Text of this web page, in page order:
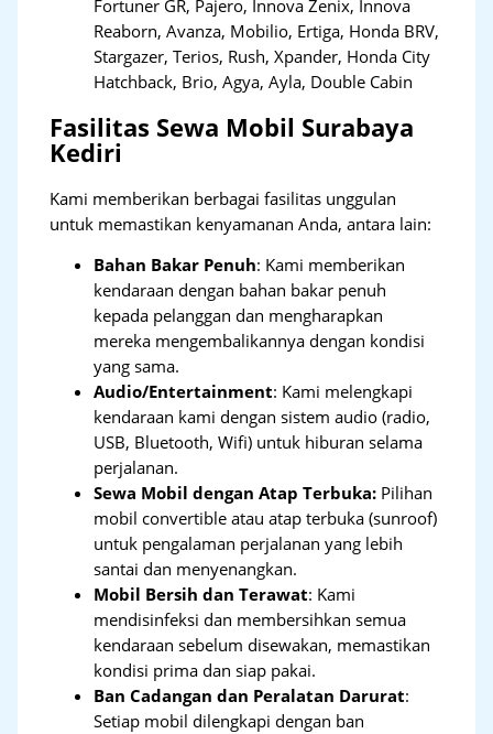
Fortuner GR, Pajero, Innova Zenix, Innova
Reaborn, Avanza, Mobilio, Ertiga, Honda BRV,
Stargazer, Terios, Rush, Xpander, Honda City
Hatchback, Brio, Agya, Ayla, Double Cabin
Fasilitas Sewa Mobil Surabaya
Kediri
Kami memberikan berbagai fasilitas unggulan
untuk memastikan kenyamanan Anda, antara lain:
Bahan Bakar Penuh: Kami memberikan
kendaraan dengan bahan bakar penuh
kepada pelanggan dan mengharapkan
mereka mengembalikannya dengan kondisi
yang sama.
Audio/Entertainment: Kami melengkapi
kendaraan kami dengan sistem audio (radio,
USB, Bluetooth, Wifi) untuk hiburan selama
perjalanan.
Sewa Mobil dengan Atap Terbuka: Pilihan
mobil convertible atau atap terbuka (sunroof)
untuk pengalaman perjalanan yang lebih
santai dan menyenangkan.
Mobil Bersih dan Terawat: Kami
mendisinfeksi dan membersihkan semua
kendaraan sebelum disewakan, memastikan
kondisi prima dan siap pakai.
Ban Cadangan dan Peralatan Darurat:
Setiap mobil dilengkapi dengan ban